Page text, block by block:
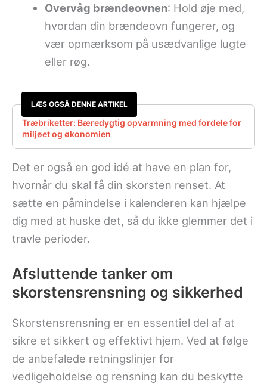
Overvåg brændeovnen: Hold øje med,
hvordan din brændeovn fungerer, og
vær opmærksom på usædvanlige lugte
eller røg.
LÆS OGSÅ DENNE ARTIKEL
Træbriketter: Bæredygtig opvarmning med fordele for
miljøet og økonomien
Det er også en god idé at have en plan for,
hvornår du skal få din skorsten renset. At
sætte en påmindelse i kalenderen kan hjælpe
dig med at huske det, så du ikke glemmer det i
travle perioder.
Afsluttende tanker om
skorstensrensning og sikkerhed
Skorstensrensning er en essentiel del af at
sikre et sikkert og effektivt hjem. Ved at følge
de anbefalede retningslinjer for
vedligeholdelse og rensning kan du beskytte